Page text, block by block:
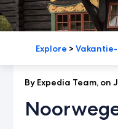
Explore >
By Expedia Team, on